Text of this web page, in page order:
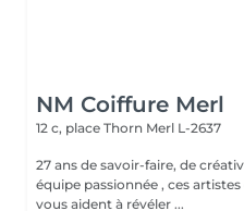
NM Coiffure Merl
12 c, place Thorn Merl L-2637
27 ans de savoir-faire, de
équipe passionnée , ces artistes du cheveux et de la beauté,
vous aident à révéler ...